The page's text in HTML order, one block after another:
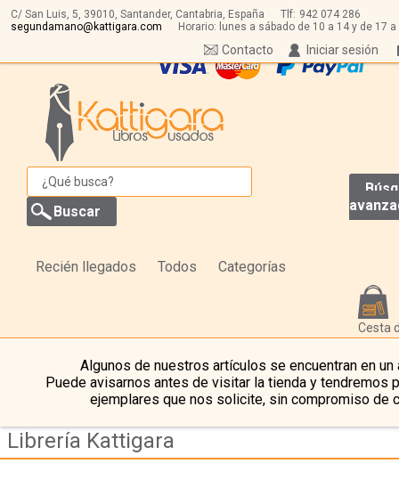
C/ San Luis, 5, 39010, Santander, Cantabria, España Tlf: 942 074 286
segundamano@kattigara.com
Horario: lunes a sábado de 10 a 14 y de 17 a
Iniciar sesión
Contacto
Recién llegados Todos Categorías
Cesta
Algunos de nuestros artículos se encuentran en un
Puede avisarnos antes de visitar la tienda y tendremos
ejemplares que nos solicite, sin compromiso de
Librería Kattigara